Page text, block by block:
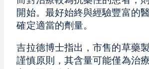
開始。最好始終與經驗豐富的
確定適當的劑量。
吉拉德博士指出，市售的草藥
謹慎原則，其含量可能僅為治